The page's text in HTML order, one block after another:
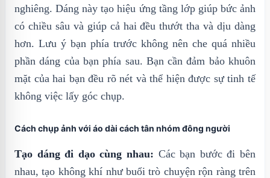
nghiêng. Dáng này tạo hiệu ứng tầng lớp giúp bức ảnh
có chiều sâu và giúp cả hai đều thướt tha và dịu dàng
hơn. Lưu ý bạn phía trước không nên che quá nhiều
phần dáng của bạn phía sau. Bạn cần đảm bảo khuôn
mặt của hai bạn đều rõ nét và thể hiện được sự tinh tế
không việc lấy góc chụp.
Cách chụp ảnh với áo dài cách tân nhóm đông người
Tạo dáng đi dạo cùng nhau: Các bạn bước đi bên
nhau, tạo không khí như buổi trò chuyện rộn ràng trên